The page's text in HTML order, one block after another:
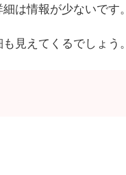
は情報が少ないです。
見えてくるでしょう。